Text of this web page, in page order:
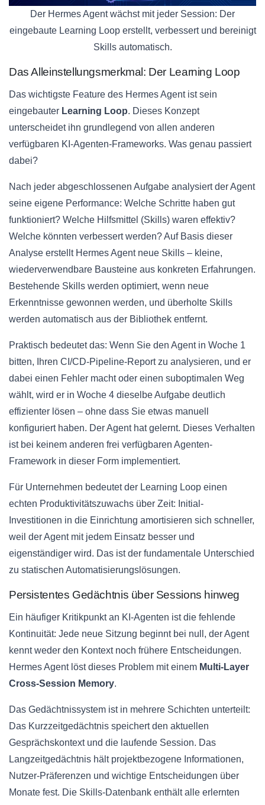
Der Hermes Agent wächst mit jeder Session: Der
eingebaute Learning Loop erstellt, verbessert und bereinigt
Skills automatisch.
Das Alleinstellungsmerkmal: Der Learning Loop
Das wichtigste Feature des Hermes Agent ist sein
eingebauter Learning Loop. Dieses Konzept
unterscheidet ihn grundlegend von allen anderen
verfügbaren KI-Agenten-Frameworks. Was genau passiert
dabei?
Nach jeder abgeschlossenen Aufgabe analysiert der Agent
seine eigene Performance: Welche Schritte haben gut
funktioniert? Welche Hilfsmittel (Skills) waren effektiv?
Welche könnten verbessert werden? Auf Basis dieser
Analyse erstellt Hermes Agent neue Skills – kleine,
wiederverwendbare Bausteine aus konkreten Erfahrungen.
Bestehende Skills werden optimiert, wenn neue
Erkenntnisse gewonnen werden, und überholte Skills
werden automatisch aus der Bibliothek entfernt.
Praktisch bedeutet das: Wenn Sie den Agent in Woche 1
bitten, Ihren CI/CD-Pipeline-Report zu analysieren, und er
dabei einen Fehler macht oder einen suboptimalen Weg
wählt, wird er in Woche 4 dieselbe Aufgabe deutlich
effizienter lösen – ohne dass Sie etwas manuell
konfiguriert haben. Der Agent hat gelernt. Dieses Verhalten
ist bei keinem anderen frei verfügbaren Agenten-
Framework in dieser Form implementiert.
Für Unternehmen bedeutet der Learning Loop einen
echten Produktivitätszuwachs über Zeit: Initial-
Investitionen in die Einrichtung amortisieren sich schneller,
weil der Agent mit jedem Einsatz besser und
eigenständiger wird. Das ist der fundamentale Unterschied
zu statischen Automatisierungslösungen.
Persistentes Gedächtnis über Sessions hinweg
Ein häufiger Kritikpunkt an KI-Agenten ist die fehlende
Kontinuität: Jede neue Sitzung beginnt bei null, der Agent
kennt weder den Kontext noch frühere Entscheidungen.
Hermes Agent löst dieses Problem mit einem Multi-Layer
Cross-Session Memory.
Das Gedächtnissystem ist in mehrere Schichten unterteilt:
Das Kurzzeitgedächtnis speichert den aktuellen
Gesprächskontext und die laufende Session. Das
Langzeitgedächtnis hält projektbezogene Informationen,
Nutzer-Präferenzen und wichtige Entscheidungen über
Monate fest. Die Skills-Datenbank enthält alle erlernten